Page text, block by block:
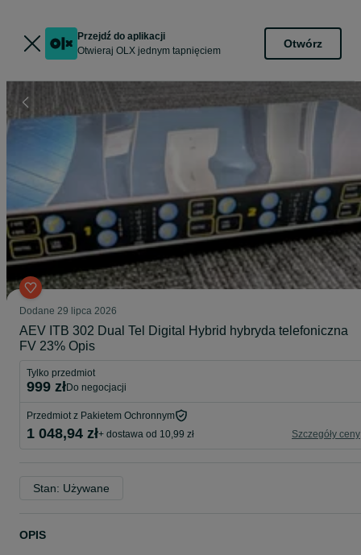
Przejdź do aplikacji
Otwieraj OLX jednym tapnięciem
Otwórz
Dodane 29 lipca 2026
AEV ITB 302 Dual Tel Digital Hybrid hybryda telefoniczna
FV 23% Opis
Tylko przedmiot
999 zł do negocjacji
Przedmiot z Pakietem Ochronnym
1 048,94 zł+ dostawa od 10,99 zł Szczegóły ceny
Stan: Używane
OPIS